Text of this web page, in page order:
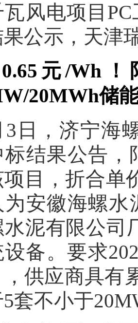
风电项目
公示，天津
元/Wh
20MWh储
3日，济宁海
标结果公告，
目，折合单
为安徽海螺水
泥有限公司
设备。要求
供应商具有
套不小于